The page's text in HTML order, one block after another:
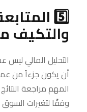
5️⃣
والتكيف
التحليل المالي
أن يكون جزءاً من
المهم مراجعة
وفقًا لتغيرات السوق